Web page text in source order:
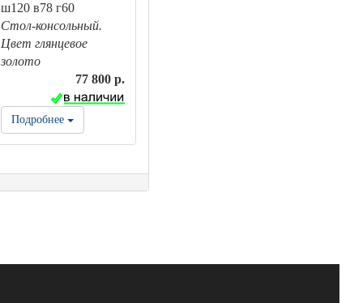
ш120 в78 г60
Стол-консольный.
Цвет глянцевое
золото
77 800 р.
Подробнее